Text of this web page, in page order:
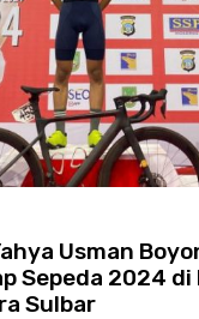
Usman
Sepeda 2024 di
Sulbar